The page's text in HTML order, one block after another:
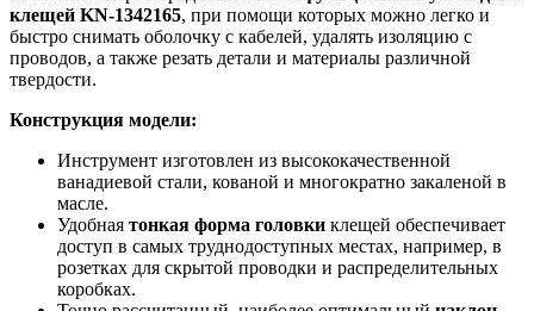
клещей KN-1342165, при помощи которых можно легко и
быстро снимать оболочку с кабелей, удалять изоляцию с
проводов, а также резать детали и материалы различной
твердости.
Конструкция модели:
Инструмент изготовлен из высококачественной
ванадиевой стали, кованой и многократно закаленой в
масле.
Удобная тонкая форма головки клещей обеспечивает
доступ в самых труднодоступных местах, например, в
розетках для скрытой проводки и распределительных
коробках.